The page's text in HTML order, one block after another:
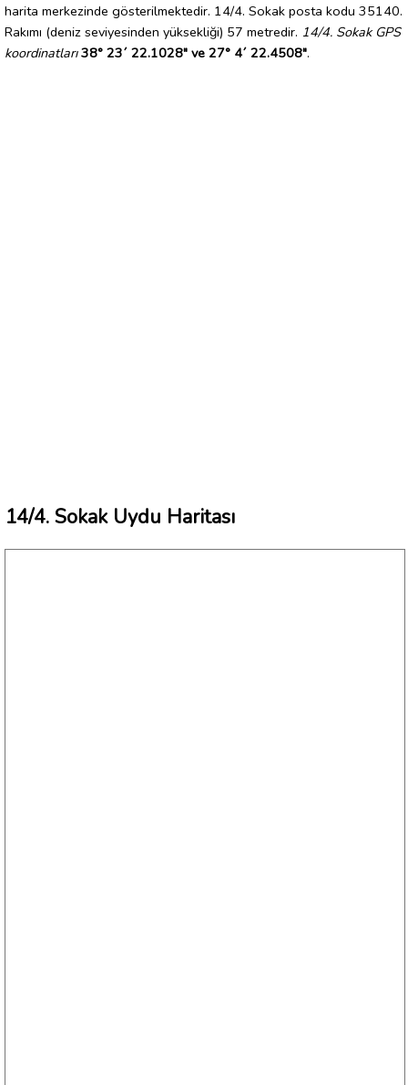
harita merkezinde gösterilmektedir. 14/4. Sokak posta kodu 35140.
Rakımı (deniz seviyesinden yüksekliği) 57 metredir. 14/4. Sokak GPS
koordinatları 38° 23´ 22.1028" ve 27° 4´ 22.4508".
14/4. Sokak Uydu Haritası